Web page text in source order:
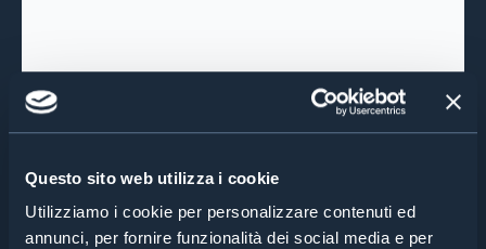
Questo sito web utilizza i cookie
Utilizziamo i cookie per personalizzare contenuti ed
annunci, per fornire funzionalità dei social media e per